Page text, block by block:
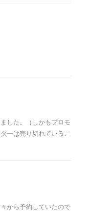
した。（しかもプロモ
ーは売り切れているこ
から予約していたので